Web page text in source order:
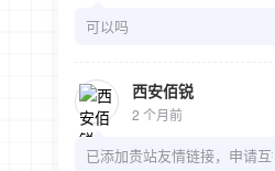
可以吗
西安佰锐
2 个月前
已添加贵站友情链接，申请互